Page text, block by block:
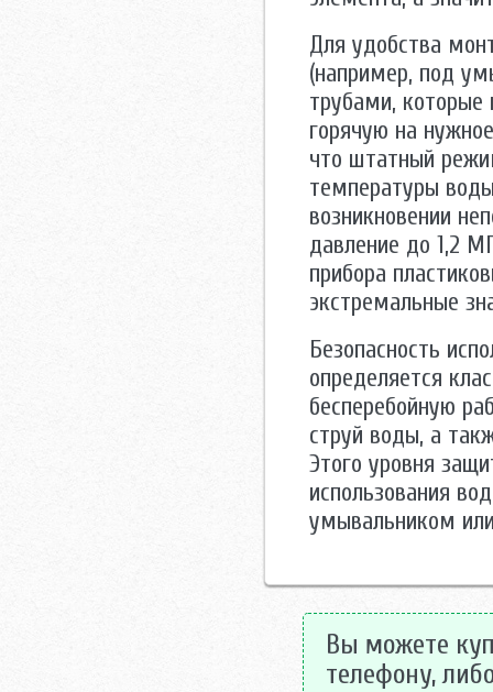
Для удобства
(например, под
трубами, которые
горячую на
что штатный
температуры
возникновении
давление до 1,2
прибора
экстремальные
Безопасность
определяется
бесперебойную
струй воды, а
Этого уровня
использования
умывальником
Вы можете
телефону,